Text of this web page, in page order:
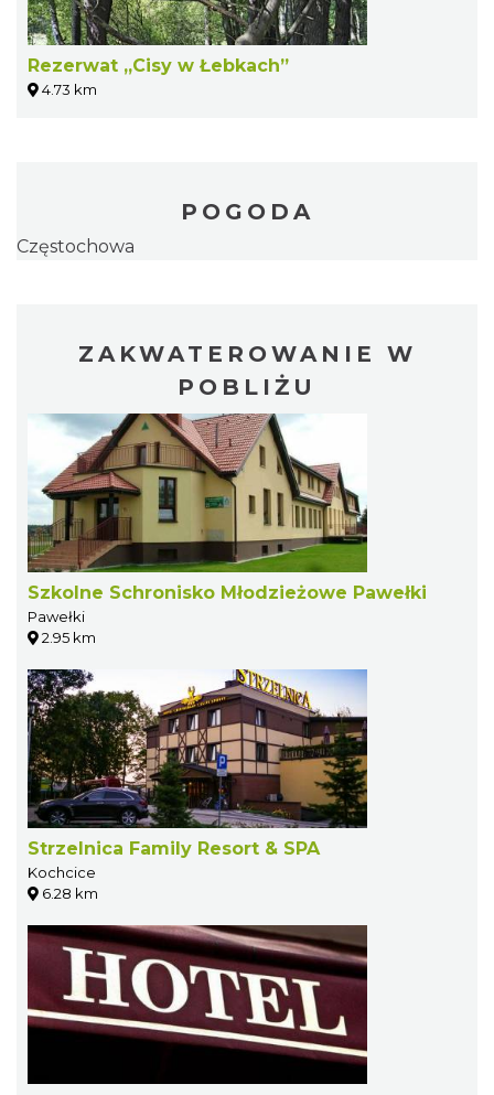
Rezerwat „Cisy w Łebkach”
4.73 km
POGODA
Częstochowa
ZAKWATEROWANIE W
POBLIŻU
Szkolne Schronisko Młodzieżowe Pawełki
Pawełki
2.95 km
Strzelnica Family Resort & SPA
Kochcice
6.28 km